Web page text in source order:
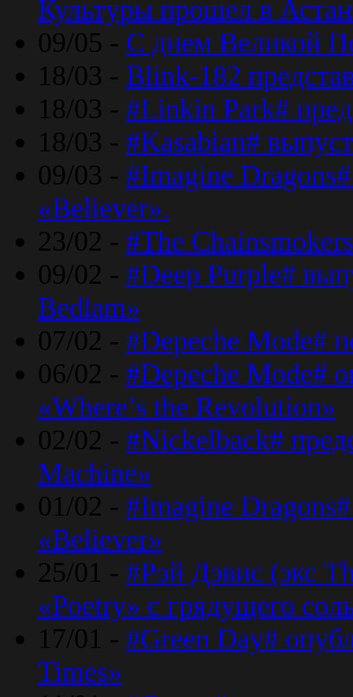
Культуры прошел в
09/05 - С днем Великой
18/03 - Blink-182
18/03 - #Linkin Park#
18/03 - #Kasabian#
09/03 - #Imagine
«Believer».
23/02 - #The
09/02 - #Deep Purple#
Bedlam»
07/02 - #Depeche Mode#
06/02 - #Depeche Mode#
«Where’s the Revolution»
02/02 - #Nickelback#
Machine»
01/02 - #Imagine
«Believer»
25/01 - #Рэй Дэвис (экс
«Poetry» с грядущего
17/01 - #Green Day#
Times»